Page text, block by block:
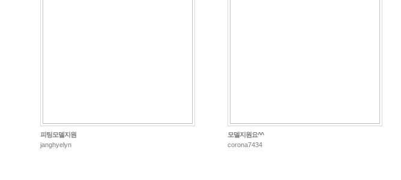
피팅모델지원
janghyelyn
모델지원요^^
corona7434